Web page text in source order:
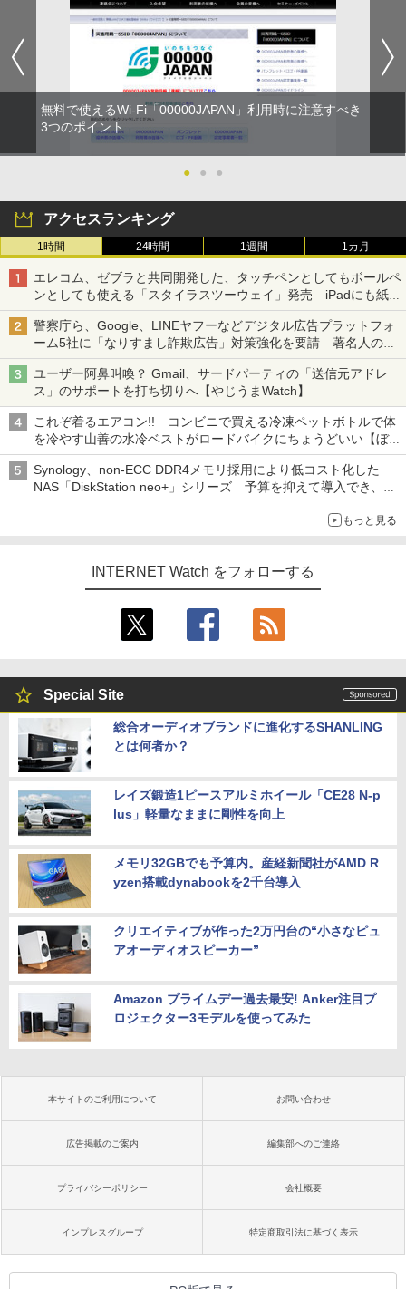
無料で使えるWi-Fi「00000JAPAN」利用時に注意すべき
3つのポイント
● ● ●
アクセスランキング
1時間 24時間 1週間 1カ月
エレコム、ゼブラと共同開発した、タッチペンとしてもボールペ
ンとしても使える「スタイラスツーウェイ」発売 iPadにも紙に
も、持ち替えずに書き込める
警察庁ら、Google、LINEヤフーなどデジタル広告プラットフォ
ーム5社に「なりすまし詐欺広告」対策強化を要請 著名人の写
真や映像を使った投資詐欺などへの対策として
ユーザー阿鼻叫喚？ Gmail、サードパーティの「送信元アドレ
ス」のサポートを打ち切りへ【やじうまWatch】
これぞ着るエアコン!! コンビニで買える冷凍ペットボトルで体
を冷やす山善の水冷ベストがロードバイクにちょうどいい【ぼっ
ち・ざ・ろーど！その14】【空いた時間でなにしてる？】
Synology、non-ECC DDR4メモリ採用により低コスト化した
NAS「DiskStation neo+」シリーズ 予算を抑えて導入でき、
もっと見る
INTERNET Watch をフォローする
Special Site
総合オーディオブランドに進化するSHANLING
とは何者か？
レイズ鍛造1ピースアルミホイール「CE28 N-p
lus」軽量なままに剛性を向上
メモリ32GBでも予算内。産経新聞社がAMD R
yzen搭載dynabookを2千台導入
クリエイティブが作った2万円台の“小さなピュ
アオーディオスピーカー”
Amazon プライムデー過去最安! Anker注目プ
ロジェクター3モデルを使ってみた
本サイトのご利用について お問い合わせ
広告掲載のご案内 編集部へのご連絡
プライバシーポリシー 会社概要
インプレスグループ 特定商取引法に基づく表示